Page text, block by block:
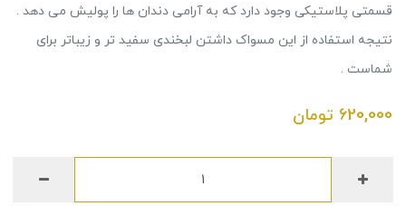
قسمتی پلاستیکی وجود دارد که به آرامی دندان ها را پولیش می دهد .
نتیجه استفاده از این مسواک داشتن لبخندی سفید تر و زیباتر برای
شماست .
620,000 تومان